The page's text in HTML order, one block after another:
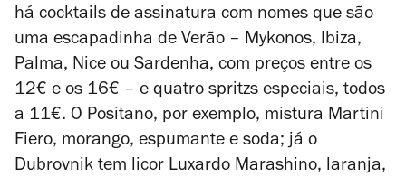
há cocktails de assinatura com nomes que são
uma escapadinha de Verão – Mykonos, Ibiza,
Palma, Nice ou Sardenha, com preços entre os
12€ e os 16€ – e quatro spritzs especiais, todos
a 11€. O Positano, por exemplo, mistura Martini
Fiero, morango, espumante e soda; já o
Dubrovnik tem licor Luxardo Marashino, laranja,